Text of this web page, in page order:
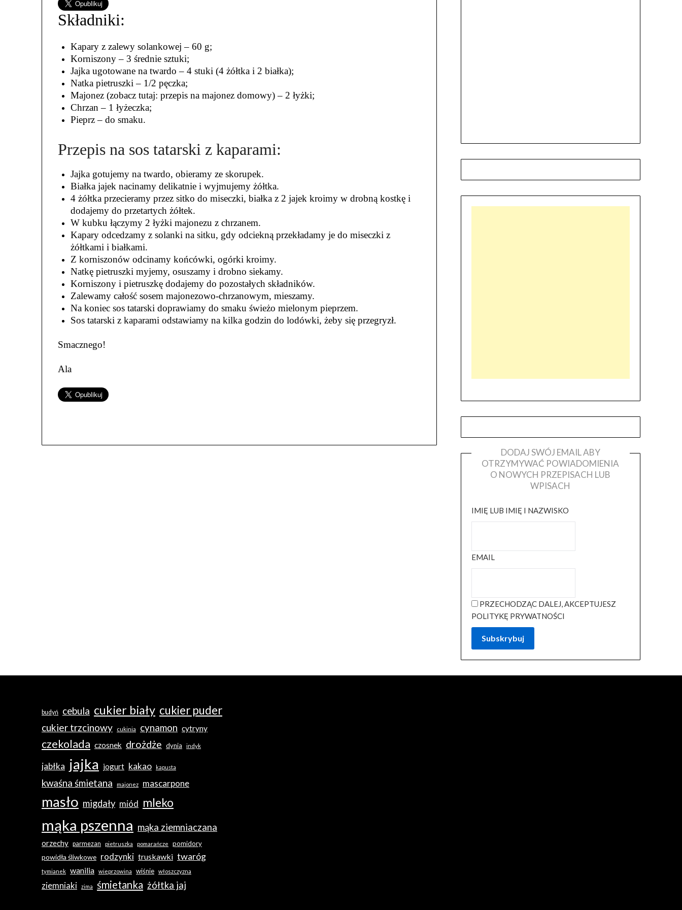
Składniki:
Kapary z zalewy solankowej – 60 g;
Korniszony – 3 średnie sztuki;
Jajka ugotowane na twardo – 4 stuki (4 żółtka i 2 białka);
Natka pietruszki – 1/2 pęczka;
Majonez (zobacz tutaj: przepis na majonez domowy) – 2 łyżki;
Chrzan – 1 łyżeczka;
Pieprz – do smaku.
Przepis na sos tatarski z kaparami:
Jajka gotujemy na twardo, obieramy ze skorupek.
Białka jajek nacinamy delikatnie i wyjmujemy żółtka.
4 żółtka przecieramy przez sitko do miseczki, białka z 2 jajek kroimy w drobną kostkę i
dodajemy do przetartych żółtek.
W kubku łączymy 2 łyżki majonezu z chrzanem.
Kapary odcedzamy z solanki na sitku, gdy odciekną przekładamy je do miseczki z
żółtkami i białkami.
Z korniszonów odcinamy końcówki, ogórki kroimy.
Natkę pietruszki myjemy, osuszamy i drobno siekamy.
Korniszony i pietruszkę dodajemy do pozostałych składników.
Zalewamy całość sosem majonezowo-chrzanowym, mieszamy.
Na koniec sos tatarski doprawiamy do smaku świeżo mielonym pieprzem.
Sos tatarski z kaparami odstawiamy na kilka godzin do lodówki, żeby się przegryzł.
Smacznego!
Ala
DODAJ SWÓJ EMAIL ABY
OTRZYMYWAĆ POWIADOMIENIA
O NOWYCH PRZEPISACH LUB
WPISACH
IMIĘ LUB IMIĘ I NAZWISKO
EMAIL
PRZECHODZĄC DALEJ, AKCEPTUJESZ
POLITYKĘ PRYWATNOŚCI
budyń cebula cukier biały cukier puder
cukier trzcinowy cukinia cynamon cytryny
czekolada czosnek drożdże dynia indyk
jabłka jajka jogurt kakao kapusta
kwaśna śmietana majonez mascarpone
masło migdały miód mleko
mąka pszenna mąka ziemniaczana
orzechy parmezan pietruszka pomarańcze pomidory
powidła śliwkowe rodzynki truskawki twaróg
tymianek wanilia wieprzowina wiśnie włoszczyzna
ziemniaki zima śmietanka żółtka jaj